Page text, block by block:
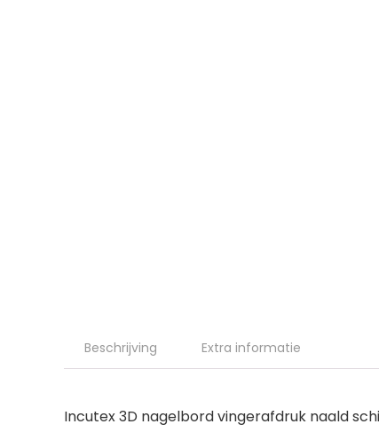
Beschrijving Extra informatie
Incutex 3D nagelbord vingerafdruk naald